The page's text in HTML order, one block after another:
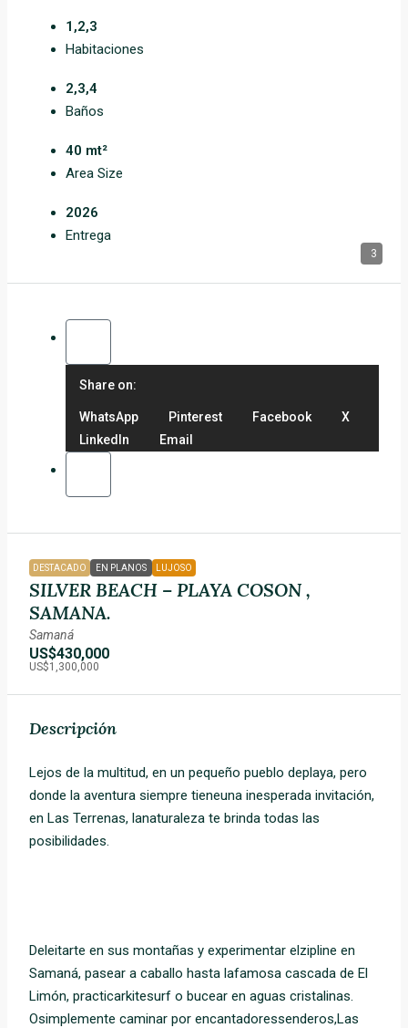
3
1,2,3
Habitaciones
2,3,4
Baños
40 mt²
Area Size
2026
Entrega
Share on:
WhatsApp Pinterest Facebook
X
LinkedIn
Email
DESTACADO EN PLANOS LUJOSO
SILVER BEACH – PLAYA COSON ,
SAMANA.
Samaná
US$430,000
US$1,300,000
Descripción
Lejos de la multitud, en un pequeño pueblo deplaya, pero
donde la aventura siempre tieneuna inesperada invitación,
en Las Terrenas, lanaturaleza te brinda todas las
posibilidades.
Deleitarte en sus montañas y experimentar elzipline en
Samaná, pasear a caballo hasta lafamosa cascada de El
Limón, practicarkitesurf o bucear en aguas cristalinas.
Osimplemente caminar por encantadoressenderos,Las